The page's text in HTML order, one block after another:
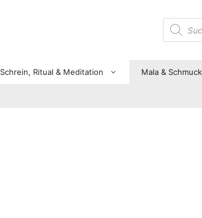
Suche
nach
Schrein, Ritual & Meditation Mala & Schmuck